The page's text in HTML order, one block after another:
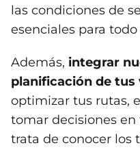
las condiciones de
esenciales para
Además, integrar
planificación de tus
optimizar tus rutas,
tomar decisiones en
trata de conocer los